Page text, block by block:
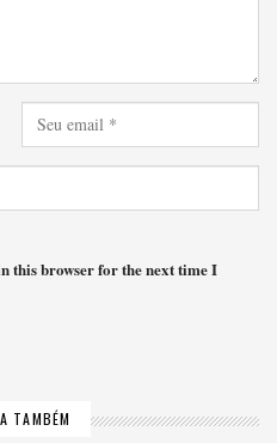
this browser for the next time I
TAMBÉM